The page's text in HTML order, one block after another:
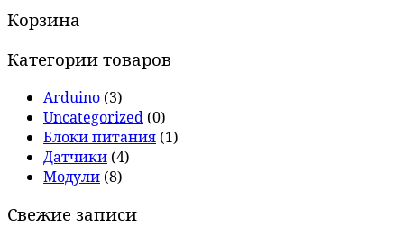
Корзина
Категории товаров
Arduino (3)
Uncategorized (0)
Блоки питания (1)
Датчики (4)
Модули (8)
Свежие записи